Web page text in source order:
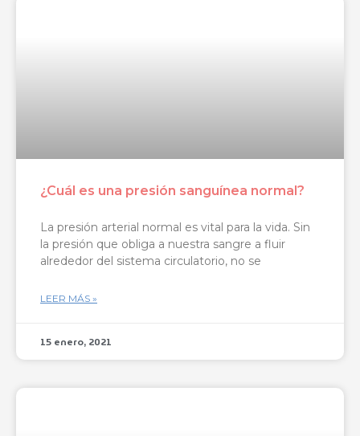
¿Cuál es una presión sanguínea normal?
La presión arterial normal es vital para la vida. Sin
la presión que obliga a nuestra sangre a fluir
alrededor del sistema circulatorio, no se
LEER MÁS »
15 enero, 2021